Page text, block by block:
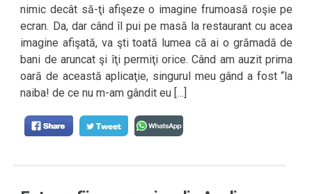
nimic decât să-ţi afişeze o imagine frumoasă roşie pe
ecran. Da, dar când îl pui pe masă la restaurant cu acea
imagine afişată, va şti toată lumea că ai o grămadă de
bani de aruncat şi îţi permiţi orice. Când am auzit prima
oară de această aplicaţie, singurul meu gând a fost “la
naiba! de ce nu m-am gândit eu […]